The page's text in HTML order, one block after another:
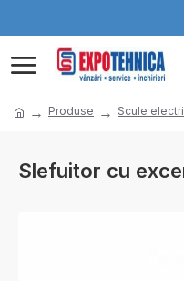
Produse Scule
Slefuitor cu